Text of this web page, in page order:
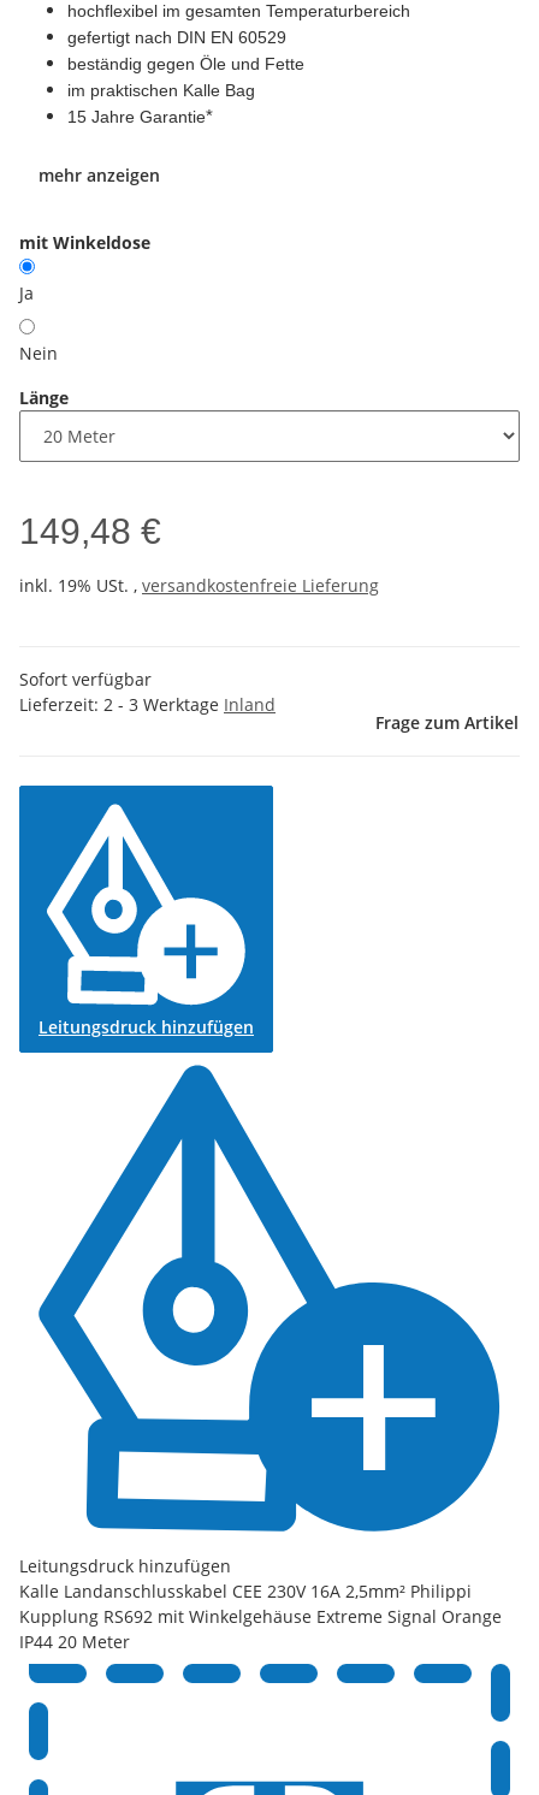
hochflexibel im gesamten Temperaturbereich
gefertigt nach DIN EN 60529
beständig gegen Öle und Fette
im praktischen Kalle Bag
15 Jahre Garantie*
mehr anzeigen
mit Winkeldose
Ja
Nein
Länge
149,48 €
inkl. 19% USt. , versandkostenfreie Lieferung
Sofort verfügbar
Lieferzeit: 2 - 3 Werktage Inland
Frage zum Artikel
Leitungsdruck hinzufügen
Leitungsdruck hinzufügen
Kalle Landanschlusskabel CEE 230V 16A 2,5mm² Philippi
Kupplung RS692 mit Winkelgehäuse Extreme Signal Orange
IP44 20 Meter